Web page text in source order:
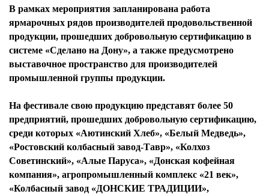
В рамках мероприятия запланирована работа
ярмарочных рядов производителей продовольственной
продукции, прошедших добровольную сертификацию в
системе «Сделано на Дону», а также предусмотрено
выставочное пространство для производителей
промышленной группы продукции.
На фестивале свою продукцию представят более 50
предприятий, прошедших добровольную сертификацию,
среди которых «Аютинский Хлеб», «Белый Медведь»,
«Ростовский колбасный завод-Тавр», «Колхоз
Советинский», «Алые Паруса», «Донская кофейная
компания», агропромышленный комплекс «21 век»,
«Колбасный завод «ДОНСКИЕ ТРАДИЦИИ»,